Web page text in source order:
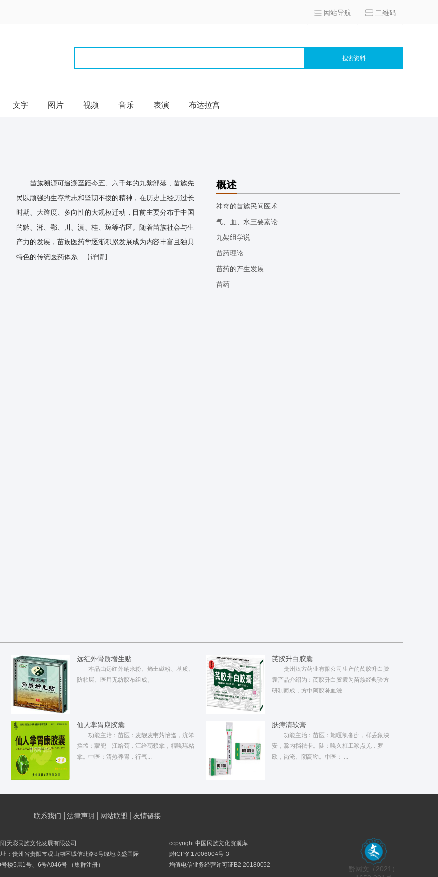
网站导航 二维码
搜索资料
文字 图片 视频 音乐 表演 布达拉宫
苗族溯源可追溯至距今五、六千年的九黎部落，苗族先
民以顽强的生存意志和坚韧不拨的精神，在历史上经历过长
时期、大跨度、多向性的大规模迁动，目前主要分布于中国
的黔、湘、鄂、川、滇、桂、琼等省区。随着苗族社会与生
产力的发展，苗族医药学逐渐积累发展成为内容丰富且独具
特色的传统医药体系... 【详情】
概述
神奇的苗族民间医术
气、血、水三要素论
九架组学说
苗药理论
苗药的产生发展
苗药
远红外骨质增生贴
本品由远红外纳米粉、烯土磁粉、基质、
防粘层、医用无纺胶布组成。
芪胶升白胶囊
贵州汉方药业有限公司生产的芪胶升白胶
囊产品介绍为：芪胶升白胶囊为苗族经典验方
研制而成，方中阿胶补血滋...
仙人掌胃康胶囊
功能主治：苗医：麦靓麦韦艿怡迄，沆笨
挡孟；蒙兜，江给苟，江给苟赖拿，精嘎瑶粘
拿。中医：清热养胃，行气...
肤痔清软膏
功能主治：苗医：旭嘎凯沓痂，样丢象泱
安，滁内挡祛卡。陡：嘎久杠工浆点羌，罗
欧，岗淹、阴高坳。中医： ...
联系我们 法律声明 网站联盟 友情链接
天彩民族文化发展有限公司
：贵州省贵阳市观山湖区诚信北路8号绿地联盛国际
楼5层1号、6号A046号 （集群注册）
copyright 中国民族文化资源库
黔ICP备17006004号-3
增值电信业务经营许可证B2-20180052
黔网文（2021）